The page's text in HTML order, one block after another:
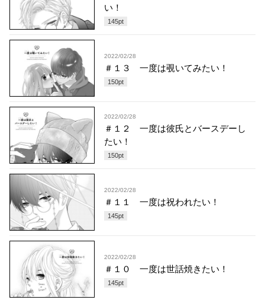
い！
145pt
2022/02/28
＃１３ 一度は覗いてみたい！
150pt
2022/02/28
＃１２ 一度は彼氏とバースデーし
たい！
150pt
2022/02/28
＃１１ 一度は祝われたい！
145pt
2022/02/28
＃１０ 一度は世話焼きたい！
145pt